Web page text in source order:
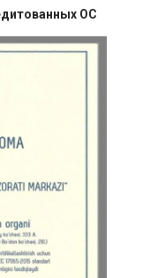
ОС